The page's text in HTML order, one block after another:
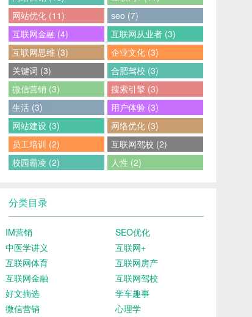
网站优化 (11)
seo (7)
互联网金融 (4)
互联网从业者 (3)
互联网思维 (3)
企业文化 (3)
关键词 (3)
合肥驾校 (3)
微信营销 (3)
搜索引擎 (3)
生活 (3)
用户体验 (3)
网站建设 (3)
网络优化 (3)
员工培训 (2)
互联网驾校 (2)
校园霸凌 (2)
人性 (2)
分类目录
IM营销
SEO优化
中医学讲义
互联网+
互联网体育
互联网房产
互联网金融
互联网驾校
好文摘选
学车趣事
微信营销
心理学